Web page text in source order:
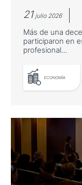
21 julio 2026
Más de una
participaron en
profesional...
ECONOMÍA
ICEX
edición de
Accesories